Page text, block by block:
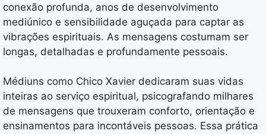
conexão profunda, anos de desenvolvimento
mediúnico e sensibilidade aguçada para captar as
vibrações espirituais. As mensagens costumam ser
longas, detalhadas e profundamente pessoais.
Médiuns como Chico Xavier dedicaram suas vidas
inteiras ao serviço espiritual, psicografando milhares
de mensagens que trouxeram conforto, orientação e
ensinamentos para incontáveis pessoas. Essa prática